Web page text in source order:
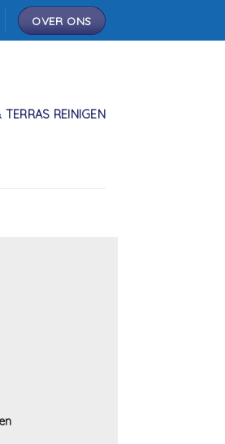
OVER ONS
REINIGEN